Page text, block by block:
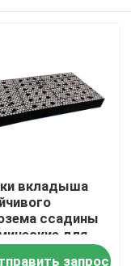
вкладыша
ссадины
для
цемента
запрос